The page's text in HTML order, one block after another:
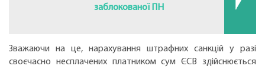
заблокованої ПН
Зважаючи на це, нарахування штрафних санкцій у разі
своєчасно несплачених платником сум ЄСВ здійснюється